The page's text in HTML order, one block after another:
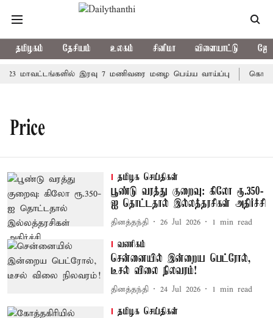
தமிழகம் தேசியம் உலகம் சினிமா விளையாட்டு
23 மாவட்டங்களில் இரவு 7 மணிவரை மழை பெய்ய வாய்ப்பு
Price
தமிழக செய்திகள்
பூண்டு வரத்து குறைவு: கிலோ ரூ.350-
ஐ தொட்டதால் இல்லத்தரசிகள் அதிர்ச்சி
தினத்தந்தி 26 Jul 2026 1 min read
வணிகம்
சென்னையில் இன்றைய பெட்ரோல்,
டீசல் விலை நிலவரம்!
தினத்தந்தி 24 Jul 2026 1 min read
தமிழக செய்திகள்